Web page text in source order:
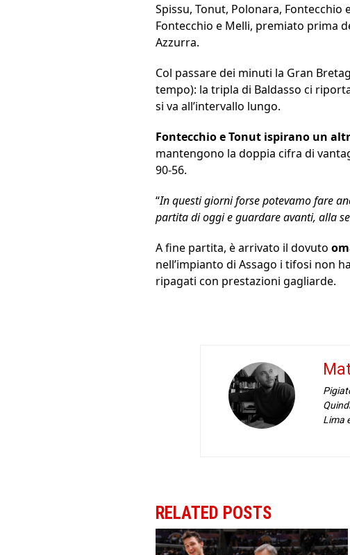
Spissu, Tonut, Polonara,
Fontecchio e Melli, premiato prima
Azzurra.
Col passare dei minuti la Gran
tempo): la tripla di Baldasso ci
si va all’intervallo lungo.
Fontecchio e Tonut ispirano un
mantengono la doppia cifra di
90-56.
“In questi giorni forse potevamo fare
partita di oggi e guardare avanti, alla
A fine partita, è arrivato il dovuto
nell’impianto di Assago i tifosi non
ripagati con prestazioni gagliarde.
Lima
RELATED POSTS